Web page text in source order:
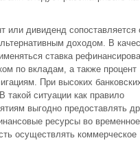
или дивиденд сопоставляется
доходом. В
ставка
по вкладам, а также процент
При высоких
такой ситуации как правило
выгодно предоставлять
ресурсы во временное
осуществлять коммерческое